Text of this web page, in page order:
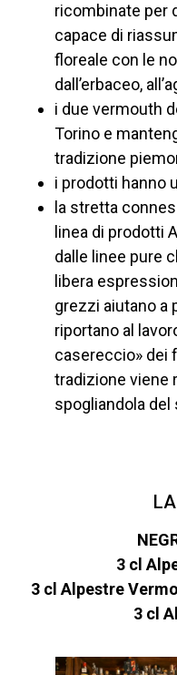
ricombinate per
capace di
floreale con le
dall’erbaceo,
i due vermouth
Torino e
tradizione
i prodotti hanno
la stretta
linea di prodotti
dalle linee pure
libera
grezzi aiutano a
riportano al
casereccio» dei
tradizione viene
spogliandola del
3 cl
3 cl Alpestre
3 cl